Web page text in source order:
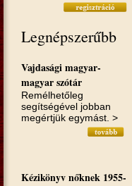
Legnépszerűbb
Vajdasági magyar-
magyar szótár
Remélhetőleg
segítségével jobban
megértjük egymást. >
Kézikönyv nőknek 1955-